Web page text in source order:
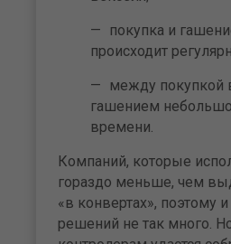
покупка и
происходит
между покупкой
гашением
времени.
Компаний, которые
гораздо меньше, чем
«в конвертах», поэтому
решений не так много.